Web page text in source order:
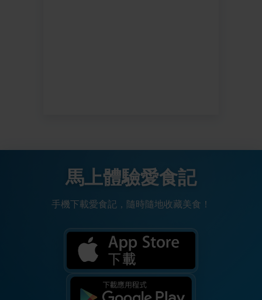
馬上體驗愛食記
手機下載愛食記，隨時隨地收藏美食！